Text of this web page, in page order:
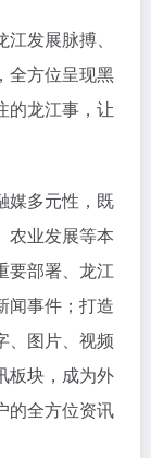
发展脉搏、
全方位呈现黑
的龙江事，让
媒多元性，既
农业发展等本
要部署、龙江
闻事件；打造
、图片、视频
板块，成为外
的全方位资讯